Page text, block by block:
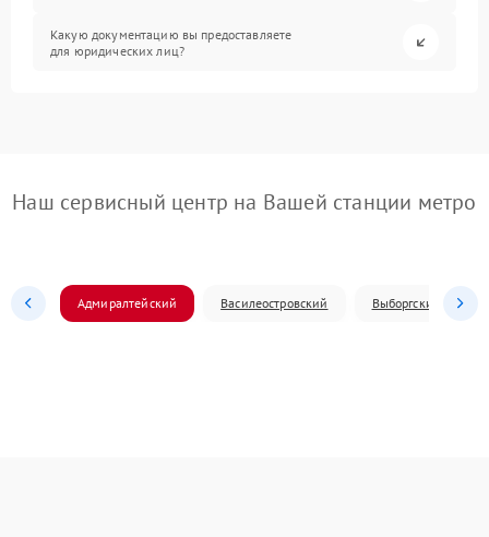
Какую документацию вы предоставляете
для юридических лиц?
Наш сервисный центр на Вашей станции метро
Адмиралтейский Василеостровский Выборгский